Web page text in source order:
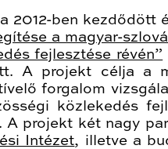
2012-ben kezdődött
a magyar-
fejlesztése révén”
A projekt célja a
forgalom
közlekedés
A projekt két nagy
Intézet, illetve a